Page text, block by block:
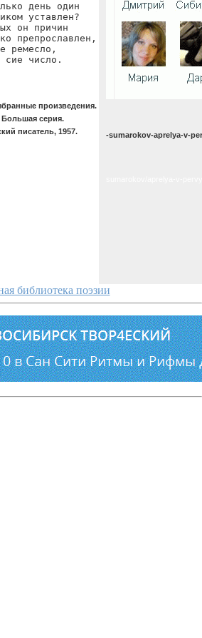
день один
уставлен?
он причин
препрославлен,
ремесло,
сие число.
произведения.
Большая серия.
писатель, 1957.
-sumarokov-aprelya-v-
библиотека поэзии